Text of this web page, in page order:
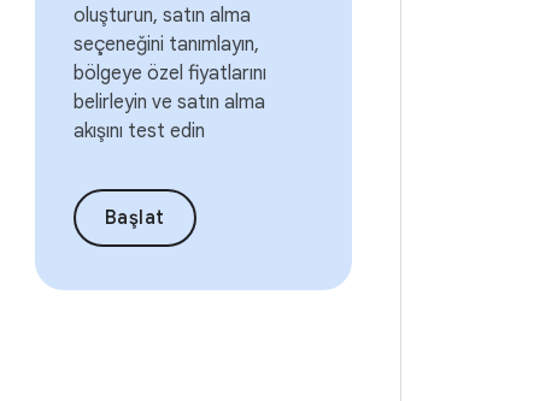
oluşturun, satın alma
seçeneğini tanımlayın,
bölgeye özel fiyatlarını
belirleyin ve satın alma
akışını test edin
Başlat